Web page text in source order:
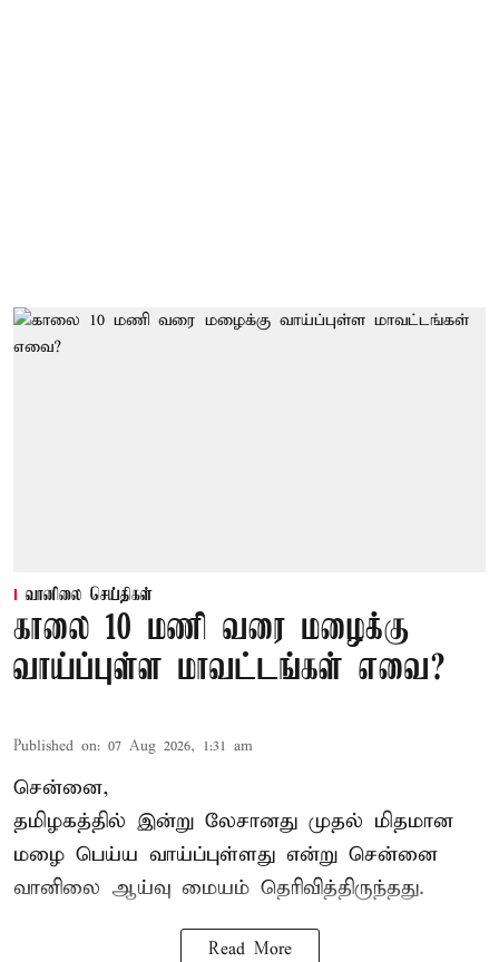
வானிலை செய்திகள்
காலை 10 மணி வரை மழைக்கு
வாய்ப்புள்ள மாவட்டங்கள் எவை?
Published on: 07 Aug 2026, 1:31 am
சென்னை,
தமிழகத்தில் இன்று லேசானது முதல் மிதமான
மழை பெய்ய வாய்ப்புள்ளது என்று சென்னை
வானிலை ஆய்வு மையம் தெரிவித்திருந்தது.
Read More